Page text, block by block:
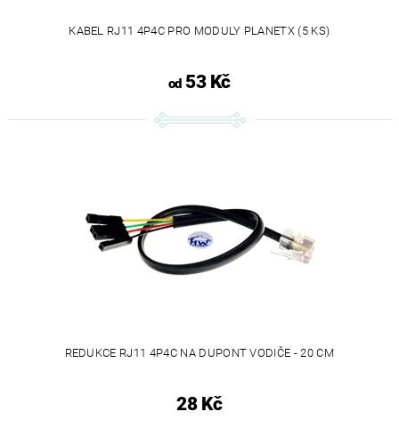
KABEL RJ11 4P4C PRO MODULY PLANETX (5 KS)
od53 Kč
REDUKCE RJ11 4P4C NA DUPONT VODIČE - 20 CM
28 Kč